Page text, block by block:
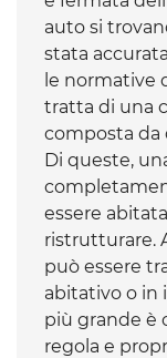
auto si
stata
le normative
tratta di una
composta da
Di queste,
essere
ristrutturare.
può essere
abitativo o in
più grande è
regola e